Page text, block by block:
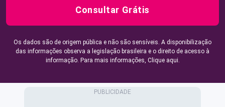
Consultar Grátis
Os dados são de origem pública e não são sensíveis. A disponibilização
das informações observa a legislação brasileira e o direito de acesso à
informação. Para mais informações, Clique aqui.